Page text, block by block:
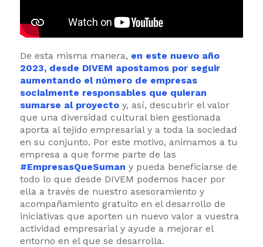
De esta misma manera, en este nuevo año
2023, desde DIVEM apostamos por seguir
aumentando el número de empresas
socialmente responsables que quieran
sumarse al proyectoy, así, descubrir el valor
que una diversidad cultural bien gestionada
aporta al tejido empresarial y a toda la sociedad
en su conjunto. Por este motivo, animamos a tu
empresa a que forme parte de las
#EmpresasQueSuman y pueda beneficiarse de
todo lo que desde DIVEM podemos hacer por
ella a través de nuestro asesoramiento y
acompañamiento gratuito en el desarrollo de
iniciativas que aporten un nuevo valor a vuestra
actividad empresarial y ayude a mejorar el
entorno en el que se desarrolla.